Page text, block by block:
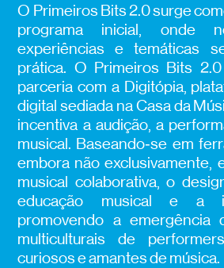
O Primeiros Bits 2.0 surge
programa inicial, onde
experiências e temáticas
prática. O Primeiros Bits
parceria com a Digitópia,
digital sediada na Casa da
incentiva a audição, a
musical. Baseando‑se em
embora não exclusivamente,
musical colaborativa, o
educação musical e a
promovendo a emergência
multiculturais de
curiosos e amantes de música.